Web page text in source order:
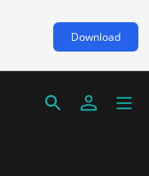
Download